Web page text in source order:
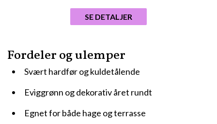
Fordeler og ulemper
Svært hardfør og kuldetålende
Eviggrønn og dekorativ året rundt
Egnet for både hage og terrasse
SE DETALJER